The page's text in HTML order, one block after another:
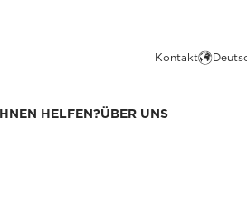
Kontakt
HELFEN?ÜBER UNS